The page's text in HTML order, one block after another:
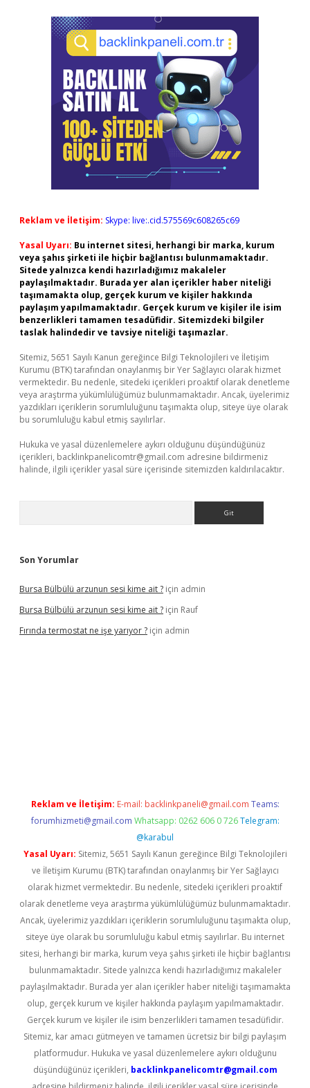
Reklam ve İletişim: Skype: live:.cid.575569c608265c69
Yasal Uyarı: Bu internet sitesi, herhangi bir marka, kurum
veya şahıs şirketi ile hiçbir bağlantısı bulunmamaktadır.
Sitede yalnızca kendi hazırladığımız makaleler
paylaşılmaktadır. Burada yer alan içerikler haber niteliği
taşımamakta olup, gerçek kurum ve kişiler hakkında
paylaşım yapılmamaktadır. Gerçek kurum ve kişiler ile isim
benzerlikleri tamamen tesadüfidir. Sitemizdeki bilgiler
taslak halindedir ve tavsiye niteliği taşımazlar.
Sitemiz, 5651 Sayılı Kanun gereğince Bilgi Teknolojileri ve İletişim
Kurumu (BTK) tarafından onaylanmış bir Yer Sağlayıcı olarak hizmet
vermektedir. Bu nedenle, sitedeki içerikleri proaktif olarak denetleme
veya araştırma yükümlülüğümüz bulunmamaktadır. Ancak, üyelerimiz
yazdıkları içeriklerin sorumluluğunu taşımakta olup, siteye üye olarak
bu sorumluluğu kabul etmiş sayılırlar.
Hukuka ve yasal düzenlemelere aykırı olduğunu düşündüğünüz
içerikleri, backlinkpanelicomtr@gmail.com adresine bildirmeniz
halinde, ilgili içerikler yasal süre içerisinde sitemizden kaldırılacaktır.
Son Yorumlar
Bursa Bülbülü arzunun sesi kime ait ? için admin
Bursa Bülbülü arzunun sesi kime ait ? için Rauf
Fırında termostat ne işe yarıyor ? için admin
Reklam ve İletişim: E-mail: backlinkpaneli@gmail.com Teams:
forumhizmeti@gmail.com Whatsapp: 0262 606 0 726 Telegram:
@karabul
Yasal Uyarı: Sitemiz, 5651 Sayılı Kanun gereğince Bilgi Teknolojileri
ve İletişim Kurumu (BTK) tarafından onaylanmış bir Yer Sağlayıcı
olarak hizmet vermektedir. Bu nedenle, sitedeki içerikleri proaktif
olarak denetleme veya araştırma yükümlülüğümüz bulunmamaktadır.
Ancak, üyelerimiz yazdıkları içeriklerin sorumluluğunu taşımakta olup,
siteye üye olarak bu sorumluluğu kabul etmiş sayılırlar. Bu internet
sitesi, herhangi bir marka, kurum veya şahıs şirketi ile hiçbir bağlantısı
bulunmamaktadır. Sitede yalnızca kendi hazırladığımız makaleler
paylaşılmaktadır. Burada yer alan içerikler haber niteliği taşımamakta
olup, gerçek kurum ve kişiler hakkında paylaşım yapılmamaktadır.
Gerçek kurum ve kişiler ile isim benzerlikleri tamamen tesadüfidir.
Sitemiz, kar amacı gütmeyen ve tamamen ücretsiz bir bilgi paylaşım
platformudur. Hukuka ve yasal düzenlemelere aykırı olduğunu
düşündüğünüz içerikleri, backlinkpanelicomtr@gmail.com